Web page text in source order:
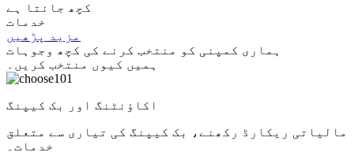
کچھ جانتا ہے
خدمات
مزید پڑھیں
ہماری کمپنی کو منتخب کرنے کی کچھ وجوہات
ہمیں کیوں منتخب کریں۔
01
اکاؤنٹنگ اور بک کیپنگ
مالیاتی ریکارڈ رکھنے، بک کیپنگ کی تیاری سے متعلق
خدمات۔